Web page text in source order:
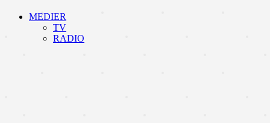
MEDIER
TV
RADIO